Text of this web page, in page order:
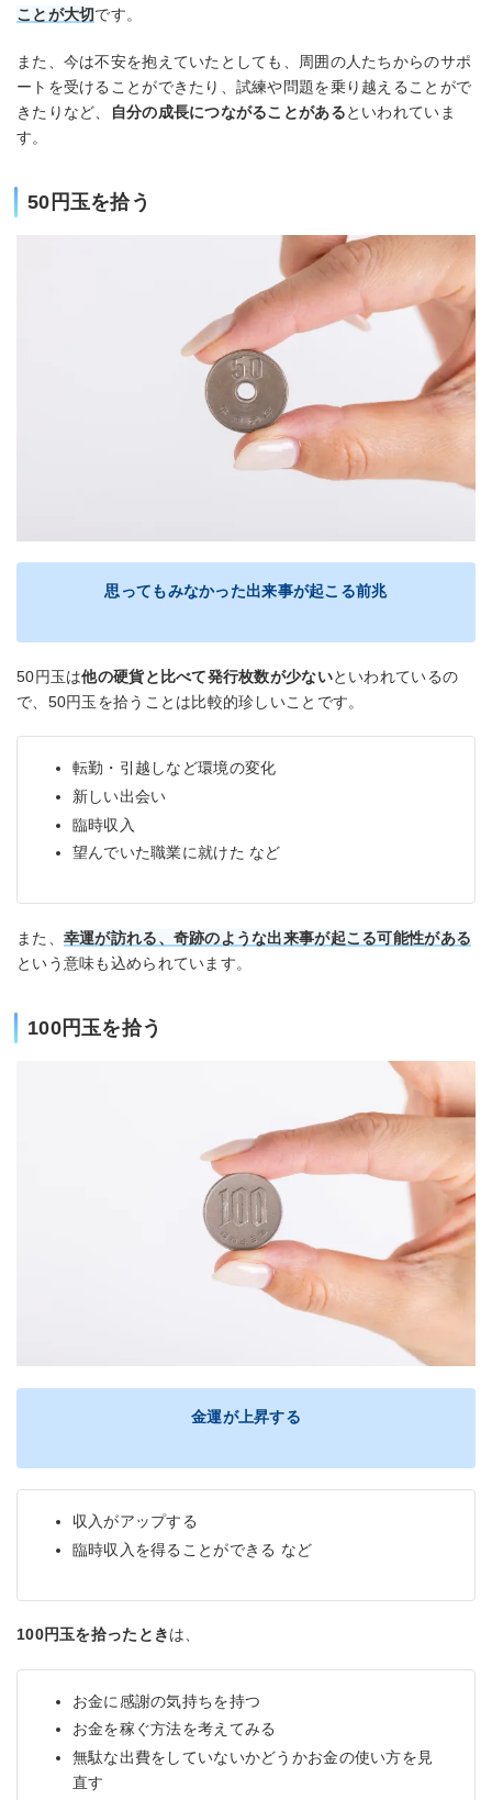
ことが大切です。
また、今は不安を抱えていたとしても、周囲の人たちからのサポ
ートを受けることができたり、試練や問題を乗り越えることがで
きたりなど、
自分の成長につながることがあるといわれていま
す。
50円玉を拾う
思ってもみなかった出来事が起こる前兆
50円玉は他の硬貨と比べて発行枚数が少ないといわれているの
で、50円玉を拾うことは比較的珍しいことです。
転勤・引越しなど環境の変化
新しい出会い
臨時収入
望んでいた職業に就けた など
また、 幸運が訪れる、奇跡のような出来事が起こる可能性がある
という意味も込められています。
100円玉を拾う
金運が上昇する
収入がアップする
臨時収入を得ることができる など
100円玉を拾ったときは、
お金に感謝の気持ちを持つ
お金を稼ぐ方法を考えてみる
無駄な出費をしていないかどうかお金の使い方を見
直す